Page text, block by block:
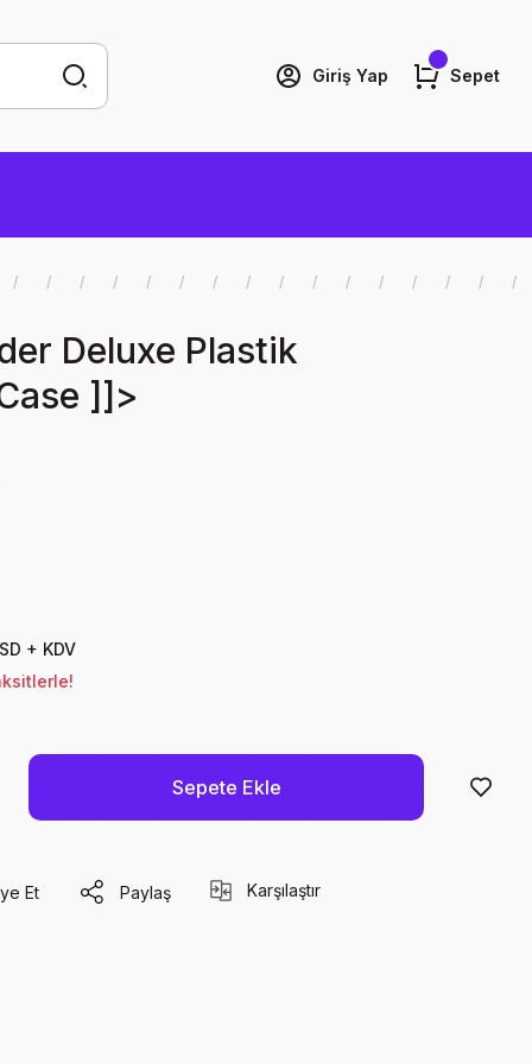
Giriş Yap Sepet
Deluxe Plastik
]]>
+ KDV
Sepete Ekle
Et Paylaş Karşılaştır